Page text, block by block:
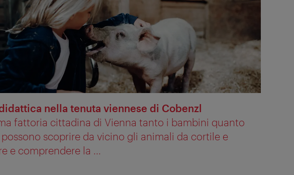
nella tenuta viennese di Cobenzl
fattoria cittadina di Vienna tanto i bambini quanto
scoprire da vicino gli animali da cortile e
e comprendere la ...